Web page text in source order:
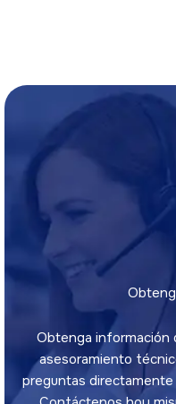
Obtenga información
asesoramiento
preguntas directamente